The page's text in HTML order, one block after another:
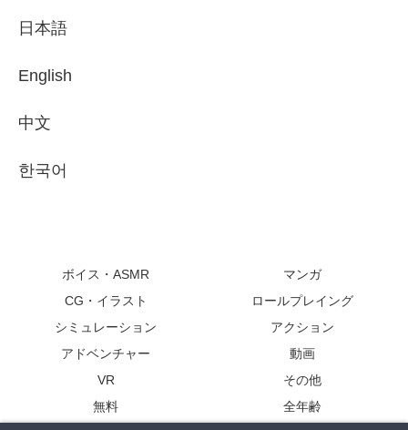
日本語
English
中文
한국어
ボイス・ASMR
マンガ
CG・イラスト
ロールプレイング
シミュレーション
アクション
アドベンチャー
動画
VR
その他
無料
全年齢